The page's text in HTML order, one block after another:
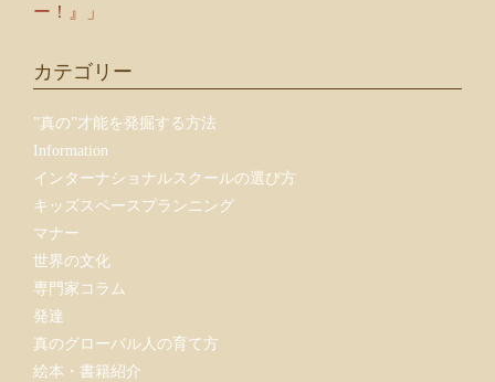
ー！』」
カテゴリー
”真の”才能を発掘する方法
Information
インターナショナルスクールの選び方
キッズスペースプランニング
マナー
世界の文化
専門家コラム
発達
真のグローバル人の育て方
絵本・書籍紹介